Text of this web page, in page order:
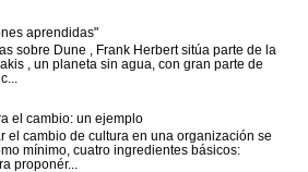
aprendidas"
sobre Dune , Frank Herbert sitúa parte de la
, un planeta sin agua, con gran parte de
el cambio: un ejemplo
el cambio de cultura en una organización se
mínimo, cuatro ingredientes básicos:
proponér...